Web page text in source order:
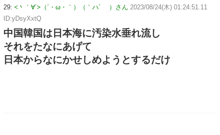
29: <丶｀∀´>（´・ω・｀）（｀ハ´ ）さん 2023/08/24(木) 01:24:51.11
ID:yDsyXxtQ
中国韓国は日本海に汚染水垂れ流し
それをたなにあげて
日本からなにかせしめようとするだけ